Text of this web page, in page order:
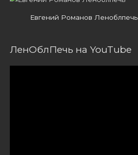
Евгений Романов Леноблпечь
ЛенОблПечь на YouTube